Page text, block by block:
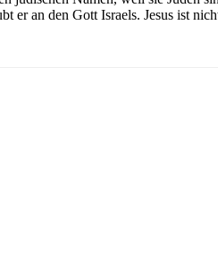
er an den Gott Israels. Jesus ist